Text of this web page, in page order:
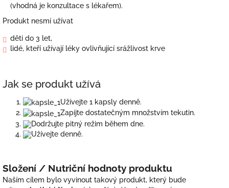
(vhodná je konzultace s lékařem).
Produkt nesmí užívat
děti do 3 let,
lidé, kteří užívají léky ovlivňující srážlivost krve
Jak se produkt užívá
Užívejte 1 kapsly denně.
Zapijte dostatečným množstvím tekutin.
Dodržujte pitný režim během dne.
Užívejte denně.
Složení / Nutriční hodnoty produktu
Naším cílem bylo vyvinout takový produkt, který bude